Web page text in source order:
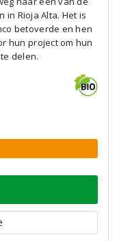
Rioja Alta. Het is
betoverde en hen
hun project om hun
delen.